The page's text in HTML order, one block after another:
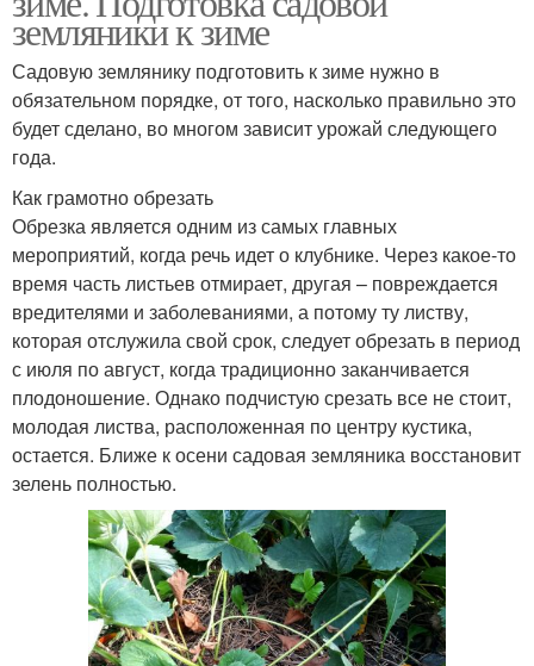
земляники к зиме
Садовую землянику подготовить к зиме нужно в
обязательном порядке, от того, насколько правильно это
будет сделано, во многом зависит урожай следующего
года.
Как грамотно обрезать
Обрезка является одним из самых главных
мероприятий, когда речь идет о клубнике. Через какое-то
время часть листьев отмирает, другая – повреждается
вредителями и заболеваниями, а потому ту листву,
которая отслужила свой срок, следует обрезать в период
с июля по август, когда традиционно заканчивается
плодоношение. Однако подчистую срезать все не стоит,
молодая листва, расположенная по центру кустика,
остается. Ближе к осени садовая земляника восстановит
зелень полностью.